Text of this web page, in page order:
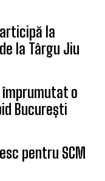
la
la Târgu Jiu
împrumutat o
București
pentru SCM